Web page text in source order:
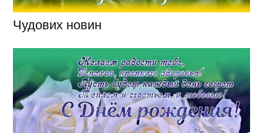
Чудових новин